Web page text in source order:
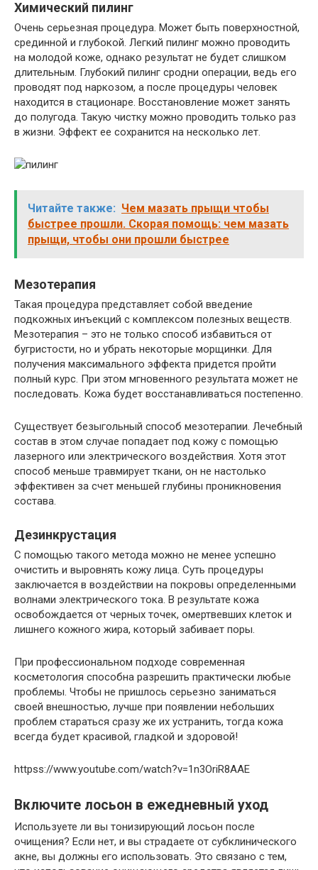
Химический пилинг
Очень серьезная процедура. Может быть поверхностной,
срединной и глубокой. Легкий пилинг можно проводить
на молодой коже, однако результат не будет слишком
длительным. Глубокий пилинг сродни операции, ведь его
проводят под наркозом, а после процедуры человек
находится в стационаре. Восстановление может занять
до полугода. Такую чистку можно проводить только раз
в жизни. Эффект ее сохранится на несколько лет.
Читайте также: Чем мазать прыщи чтобы
быстрее прошли. Скорая помощь: чем мазать
прыщи, чтобы они прошли быстрее
Мезотерапия
Такая процедура представляет собой введение
подкожных инъекций с комплексом полезных веществ.
Мезотерапия – это не только способ избавиться от
бугристости, но и убрать некоторые морщинки. Для
получения максимального эффекта придется пройти
полный курс. При этом мгновенного результата может не
последовать. Кожа будет восстанавливаться постепенно.
Существует безыгольный способ мезотерапии. Лечебный
состав в этом случае попадает под кожу с помощью
лазерного или электрического воздействия. Хотя этот
способ меньше травмирует ткани, он не настолько
эффективен за счет меньшей глубины проникновения
состава.
Дезинкрустация
С помощью такого метода можно не менее успешно
очистить и выровнять кожу лица. Суть процедуры
заключается в воздействии на покровы определенными
волнами электрического тока. В результате кожа
освобождается от черных точек, омертвевших клеток и
лишнего кожного жира, который забивает поры.
При профессиональном подходе современная
косметология способна разрешить практически любые
проблемы. Чтобы не пришлось серьезно заниматься
своей внешностью, лучше при появлении небольших
проблем стараться сразу же их устранить, тогда кожа
всегда будет красивой, гладкой и здоровой!
httpss://www.youtube.com/watch?v=1n3OriR8AAE
Включите лосьон в ежедневный уход
Используете ли вы тонизирующий лосьон после
очищения? Если нет, и вы страдаете от субклинического
акне, вы должны его использовать. Это связано с тем,